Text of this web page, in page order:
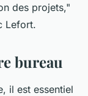
des projets,"
Lefort.
bureau
il est essentiel